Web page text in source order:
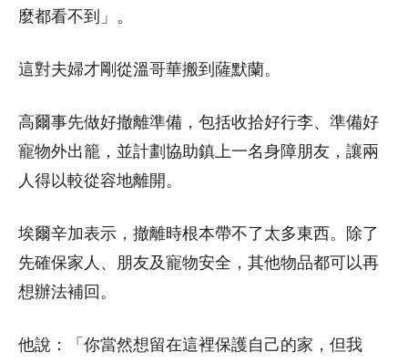
麼都看不到」。
這對夫婦才剛從溫哥華搬到薩默蘭。
高爾事先做好撤離準備，包括收拾好行李、準備好
寵物外出籠，並計劃協助鎮上一名身障朋友，讓兩
人得以較從容地離開。
埃爾辛加表示，撤離時根本帶不了太多東西。除了
先確保家人、朋友及寵物安全，其他物品都可以再
想辦法補回。
他說：「你當然想留在這裡保護自己的家，但我